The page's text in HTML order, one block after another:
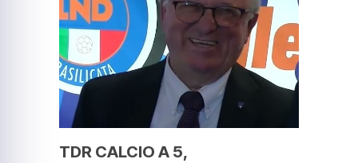
TDR CALCIO A 5,